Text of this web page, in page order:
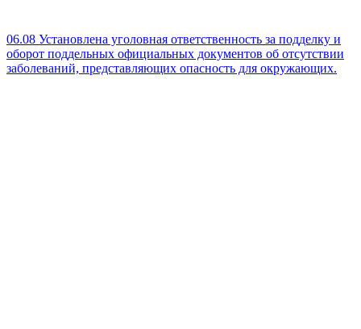
06.08 Установлена уголовная ответственность за подделку и
оборот поддельных официальных документов об отсутствии
заболеваний, представляющих опасность для окружающих.